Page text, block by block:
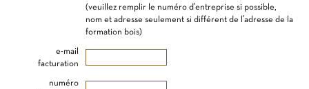
(veuillez remplir le numéro d'entreprise si possible,
nom et adresse seulement si différent de l'adresse de la
formation bois)
e-mail
facturation
numéro